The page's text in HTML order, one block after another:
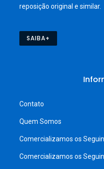
reposição original e similar.
SAIBA+
Contato
Quem Somos
Comercializamos os
Comercializamos os